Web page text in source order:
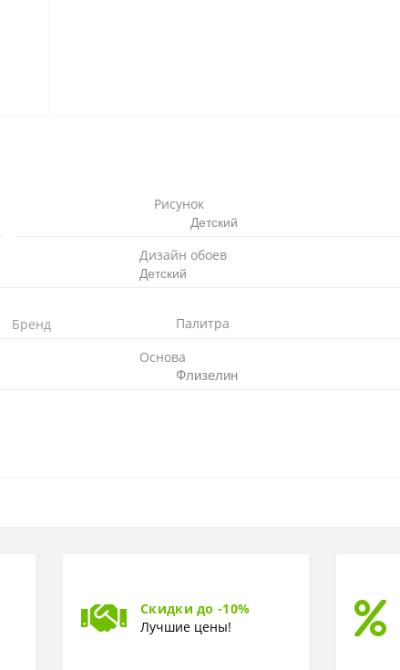
Рисунок
Детский
Дизайн обоев
Детский
Бренд Палитра
Основа
Флизелин
Скидки до -10%
Лучшие цены!